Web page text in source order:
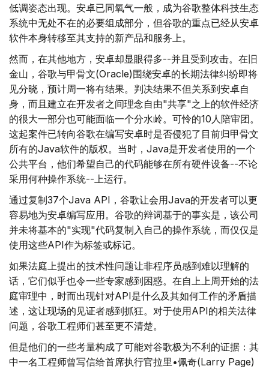
低调姿态出现。安卓已同氧气一般，成为谷歌整体科技生态
系统中无处不在的必要组成部分，但谷歌的重点已经从安卓
软件本身转移至其支持的新产品和服务上。
然而，在其他地方，安卓却显眼得多--并且受到攻击。在旧
金山，谷歌与甲骨文(Oracle)围绕安卓的长期法律纠纷即将
见分晓，预计周一将有结果。判决结果不但关系到安卓自
身，而且建立在开发者之间理念自由"共享"之上的软件经济
的很大一部分也可能面临一个分水岭。可怜的10人陪审团。
这起案件已转向谷歌在编写安卓时是否侵犯了目前归甲骨文
所有的Java软件的版权。当时，Java是开发者使用的一个
公共平台，他们希望自己的代码能够在所有硬件设备--不论
采用何种操作系统--上运行。
通过复制37个Java API，谷歌让会用Java的开发者可以更
容易地为安卓编写应用。谷歌的辩词基于的事实是，该公司
并未将基本的"实现"代码复制入自己的操作系统，而仅仅是
使用这些API作为标签或标记。
如果法庭上提出的技术性问题让非程序员感到难以理解的
话，它们似乎也令一些专家感到困惑。在自上上周开始的法
庭审理中，时而出现针对API是什么及其如何工作的矛盾描
述，这让现场的见证者感到抓狂。对于使用API的相关法律
问题，谷歌工程师们甚至更不清楚。
但是他们的一些考量构成了可能对谷歌极为不利的证据：其
中一名工程师曾写信给首席执行官拉里•佩奇(Larry Page)